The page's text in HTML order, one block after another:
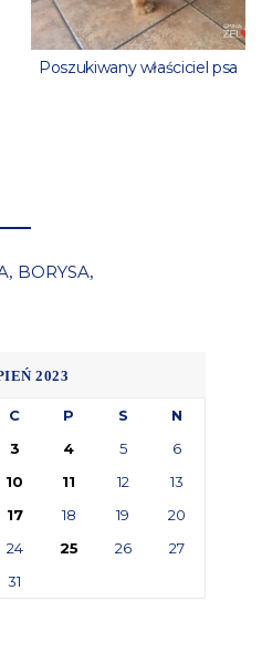
Poszukiwany właściciel psa
, BORYSA,
2023
C P S
N
3 4 5
6
10 11 12
13
17 18 19
20
24 25 26
27
31